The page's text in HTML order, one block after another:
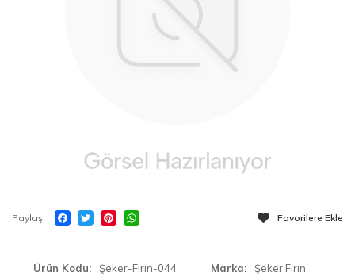
Paylaş Favorilere Ekle
Ürün Kodu Şeker-Fırın-044 Marka Şeker Fırın